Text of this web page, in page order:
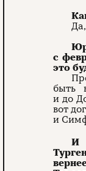
с
это
быть
и до
вот
и
И